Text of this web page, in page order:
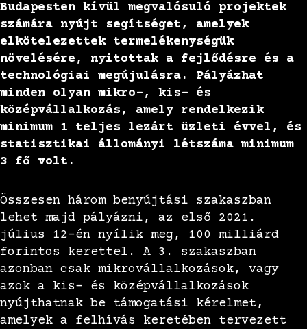
Budapesten kívül megvalósuló projektek
számára nyújt segítséget, amelyek
elkötelezettek termelékenységük
növelésére, nyitottak a fejlődésre és a
technológiai megújulásra. Pályázhat
minden olyan mikro-, kis- és
középvállalkozás, amely rendelkezik
minimum 1 teljes lezárt üzleti évvel, és
statisztikai állományi létszáma minimum
3 fő volt.
Összesen három benyújtási szakaszban
lehet majd pályázni, az első 2021.
július 12-én nyílik meg, 100 milliárd
forintos kerettel. A 3. szakaszban
azonban csak mikrovállalkozások, vagy
azok a kis- és középvállalkozások
nyújthatnak be támogatási kérelmet,
amelyek a felhívás keretében tervezett